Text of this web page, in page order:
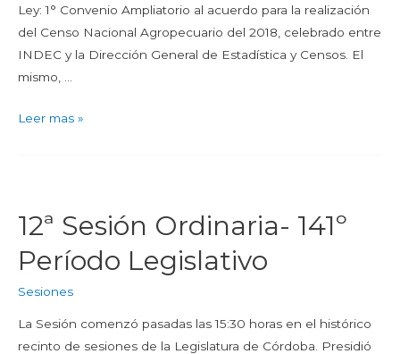
Ley: 1° Convenio Ampliatorio al acuerdo para la realización
del Censo Nacional Agropecuario del 2018, celebrado entre
INDEC y la Dirección General de Estadística y Censos. El
mismo, …
Leer mas »
12ª Sesión Ordinaria- 141º
Período Legislativo
Sesiones
La Sesión comenzó pasadas las 15:30 horas en el histórico
recinto de sesiones de la Legislatura de Córdoba. Presidió